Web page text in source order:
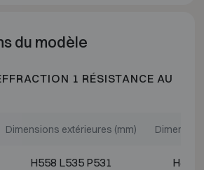
du modèle
1 RÉSISTANCE AU
Dimensions extérieures (mm)
H558 L535 P531 H425